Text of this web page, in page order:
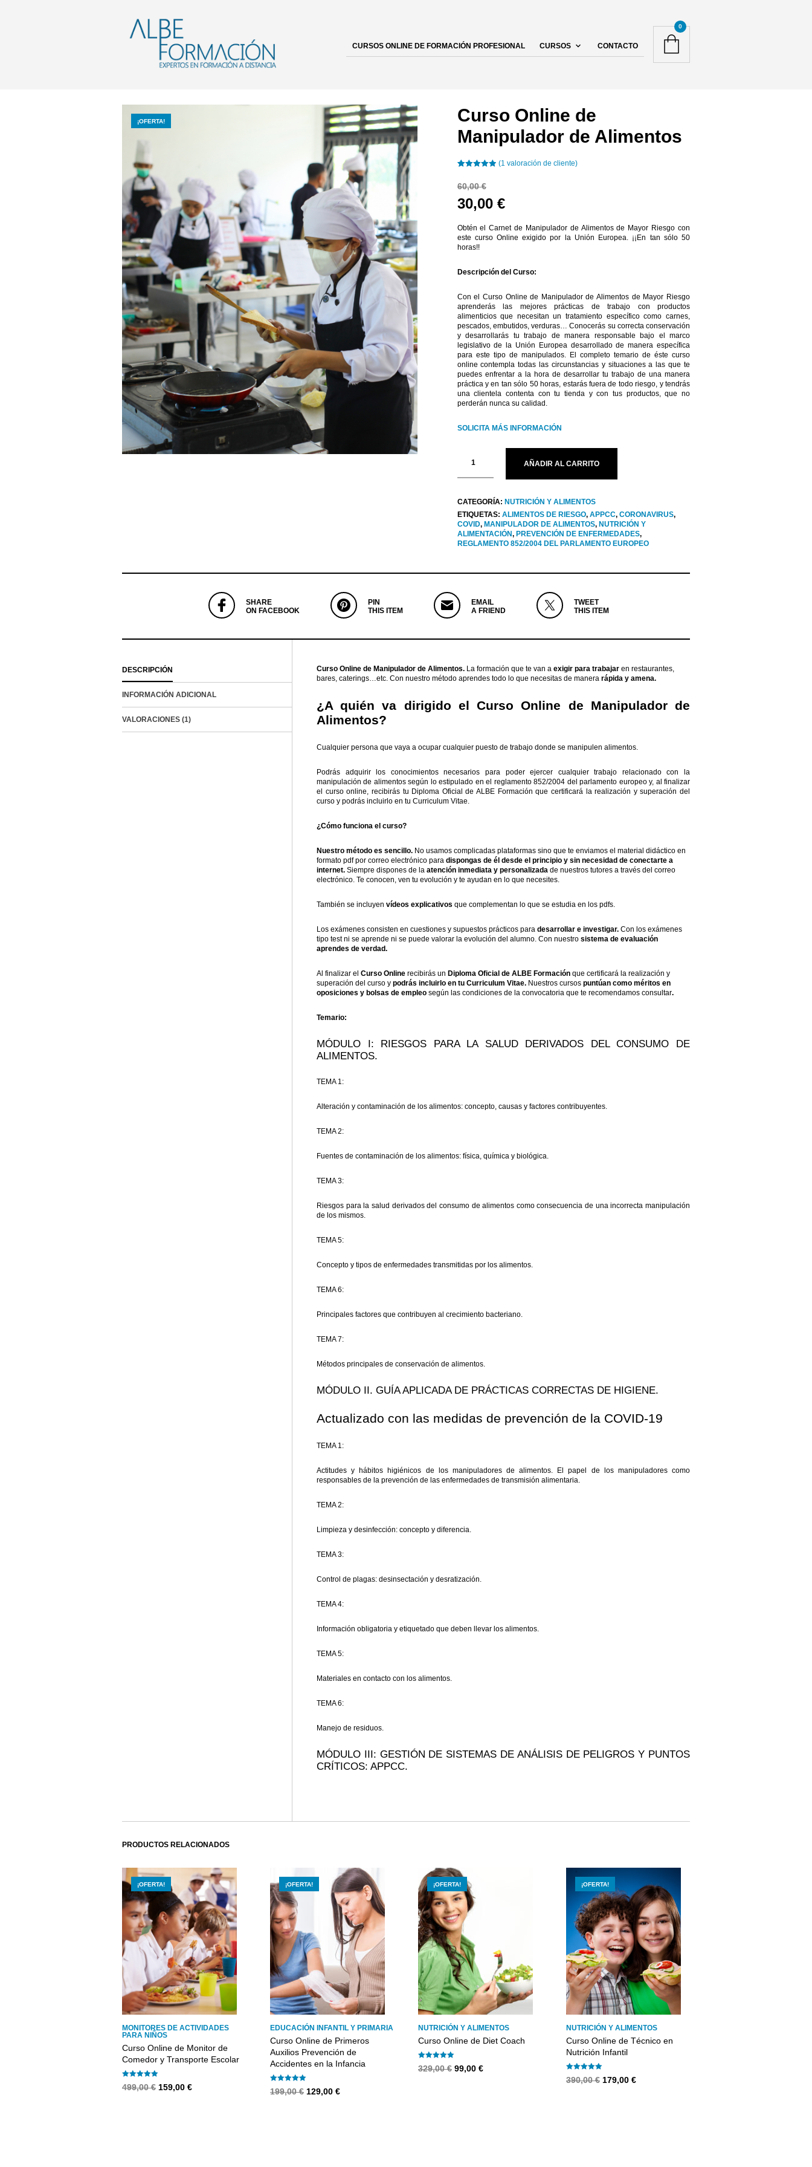
CURSOS ONLINE DE FORMACIÓN PROFESIONAL CURSOS CONTACTO
0
¡OFERTA!
Curso Online de
Manipulador de Alimentos
base a
un cliente
(1 valoración de cliente)
60,00€
El
original
era:
30,00 €El
actual
Obtén el Carnet de Manipulador de Alimentos de Mayor Riesgo con
este curso Online exigido por la Unión Europea. ¡¡En tan sólo 50
horas!!
Descripción del Curso:
Con el Curso Online de Manipulador de Alimentos de Mayor Riesgo
aprenderás las mejores prácticas de trabajo con productos
alimenticios que necesitan un tratamiento específico como carnes,
pescados, embutidos, verduras… Conocerás su correcta conservación
y desarrollarás tu trabajo de manera responsable bajo el marco
legislativo de la Unión Europea desarrollado de manera específica
para este tipo de manipulados. El completo temario de éste curso
online contempla todas las circunstancias y situaciones a las que te
puedes enfrentar a la hora de desarrollar tu trabajo de una manera
práctica y en tan sólo 50 horas, estarás fuera de todo riesgo, y tendrás
una clientela contenta con tu tienda y con tus productos, que no
perderán nunca su calidad.
SOLICITA MÁS INFORMACIÓN
AÑADIR AL CARRITO
CATEGORÍA: NUTRICIÓN Y ALIMENTOS
ETIQUETAS: ALIMENTOS DE RIESGO, APPCC, CORONAVIRUS,
COVID, MANIPULADOR DE ALIMENTOS, NUTRICIÓN Y
ALIMENTACIÓN, PREVENCIÓN DE ENFERMEDADES,
REGLAMENTO 852/2004 DEL PARLAMENTO EUROPEO
SHARE
ON FACEBOOK
PIN
THIS ITEM
EMAIL
A FRIEND
TWEET
THIS ITEM
DESCRIPCIÓN
INFORMACIÓN ADICIONAL
VALORACIONES (1)
Curso Online de Manipulador de Alimentos. La formación que te van a exigir para trabajar en restaurantes,
bares, caterings…etc. Con nuestro método aprendes todo lo que necesitas de manera rápida y amena.
¿A quién va dirigido el Curso Online de Manipulador de
Alimentos?
Cualquier persona que vaya a ocupar cualquier puesto de trabajo donde se manipulen alimentos.
Podrás adquirir los conocimientos necesarios para poder ejercer cualquier trabajo relacionado con la
manipulación de alimentos según lo estipulado en el reglamento 852/2004 del parlamento europeo y, al finalizar
el curso online, recibirás tu Diploma Oficial de ALBE Formación que certificará la realización y superación del
curso y podrás incluirlo en tu Curriculum Vitae.
¿Cómo funciona el curso?
Nuestro método es sencillo. No usamos complicadas plataformas sino que te enviamos el material didáctico en
formato pdf por correo electrónico para dispongas de él desde el principio y sin necesidad de conectarte a
internet. Siempre dispones de la atención inmediata y personalizada de nuestros tutores a través del correo
electrónico. Te conocen, ven tu evolución y te ayudan en lo que necesites.
También se incluyen vídeos explicativos que complementan lo que se estudia en los pdfs.
Los exámenes consisten en cuestiones y supuestos prácticos para desarrollar e investigar. Con los exámenes
tipo test ni se aprende ni se puede valorar la evolución del alumno. Con nuestro sistema de evaluación
aprendes de verdad.
Al finalizar el Curso Online recibirás un Diploma Oficial de ALBE Formación que certificará la realización y
superación del curso y podrás incluirlo en tu Curriculum Vitae. Nuestros cursos puntúan como méritos en
oposiciones y bolsas de empleo según las condiciones de la convocatoria que te recomendamos consultar.
Temario:
MÓDULO I: RIESGOS PARA LA SALUD DERIVADOS DEL CONSUMO DE
ALIMENTOS.
TEMA 1:
Alteración y contaminación de los alimentos: concepto, causas y factores contribuyentes.
TEMA 2:
Fuentes de contaminación de los alimentos: física, química y biológica.
TEMA 3:
Riesgos para la salud derivados del consumo de alimentos como consecuencia de una incorrecta manipulación
de los mismos.
TEMA 5:
Concepto y tipos de enfermedades transmitidas por los alimentos.
TEMA 6:
Principales factores que contribuyen al crecimiento bacteriano.
TEMA 7:
Métodos principales de conservación de alimentos.
MÓDULO II. GUÍA APLICADA DE PRÁCTICAS CORRECTAS DE HIGIENE.
Actualizado con las medidas de prevención de la COVID-19
TEMA 1:
Actitudes y hábitos higiénicos de los manipuladores de alimentos. El papel de los manipuladores como
responsables de la prevención de las enfermedades de transmisión alimentaria.
TEMA 2:
Limpieza y desinfección: concepto y diferencia.
TEMA 3:
Control de plagas: desinsectación y desratización.
TEMA 4:
Información obligatoria y etiquetado que deben llevar los alimentos.
TEMA 5:
Materiales en contacto con los alimentos.
TEMA 6:
Manejo de residuos.
MÓDULO III: GESTIÓN DE SISTEMAS DE ANÁLISIS DE PELIGROS Y PUNTOS
CRÍTICOS: APPCC.
PRODUCTOS RELACIONADOS
¡OFERTA!
MONITORES DE ACTIVIDADES
PARA NIÑOS
Curso Online de Monitor de
Comedor y Transporte Escolar
Valorado con4.94 de 5
499,00€ El
159,00 €El
¡OFERTA!
EDUCACIÓN INFANTIL Y PRIMARIA
Curso Online de Primeros
Auxilios Prevención de
Accidentes en la Infancia
Valorado con5.00 de 5
199,00€ El
129,00 €El
¡OFERTA!
NUTRICIÓN Y ALIMENTOS
Curso Online de Diet Coach
Valorado con5.00de 5
329,00€ El
99,00 €El
¡OFERTA!
NUTRICIÓN Y ALIMENTOS
Curso Online de Técnico en
Nutrición Infantil
Valorado con5.00 de 5
390,00€ El
179,00 €El